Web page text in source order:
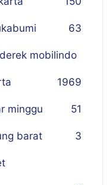
63
mobilindo
69
19
minggu 51
barat 3